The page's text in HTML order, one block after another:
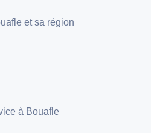
et sa région
à Bouafle